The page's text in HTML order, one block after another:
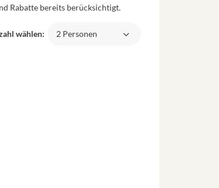
Rabatte bereits berücksichtigt.
wählen: 2 Personen